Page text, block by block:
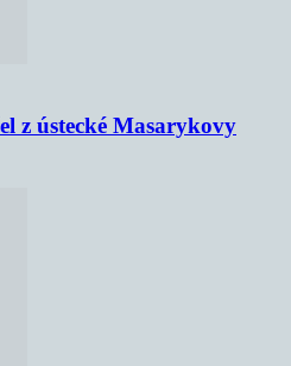
z ústecké Masarykovy